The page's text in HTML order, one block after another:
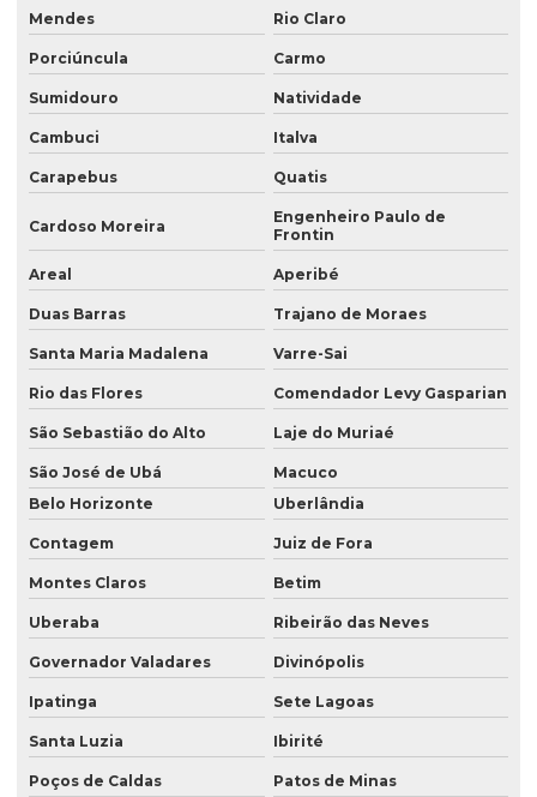
Mendes Rio Claro
Porciúncula Carmo
Sumidouro Natividade
Cambuci Italva
Carapebus Quatis
Cardoso Moreira
Engenheiro Paulo de
Frontin
Areal Aperibé
Duas Barras Trajano de Moraes
Santa Maria Madalena Varre-Sai
Rio das Flores Comendador Levy Gasparian
São Sebastião do Alto Laje do Muriaé
São José de Ubá
Macuco
Belo Horizonte
Uberlândia
Contagem Juiz de Fora
Montes Claros Betim
Uberaba Ribeirão das Neves
Governador Valadares Divinópolis
Ipatinga Sete Lagoas
Santa Luzia Ibirité
Poços de Caldas Patos de Minas